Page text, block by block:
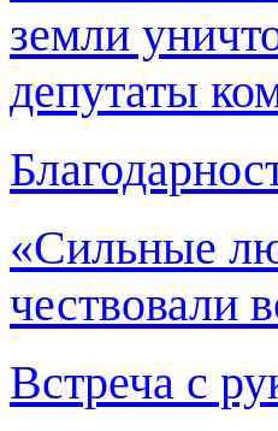
земли
депутаты
«Сильные
чествовали
Встреча с